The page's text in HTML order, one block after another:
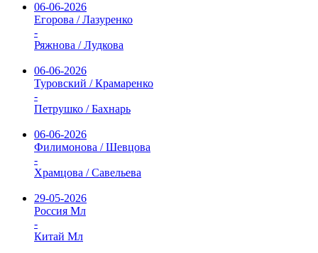
06-06-2026
Егорова / Лазуренко
-
Ряжнова / Лудкова
06-06-2026
Туровский / Крамаренко
-
Петрушко / Бахнарь
06-06-2026
Филимонова / Шевцова
-
Храмцова / Савельева
29-05-2026
Россия Мл
-
Китай Мл